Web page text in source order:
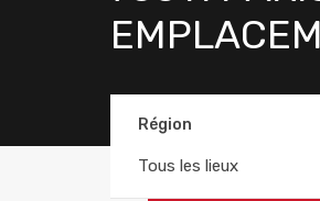
Région
Tous les lieux